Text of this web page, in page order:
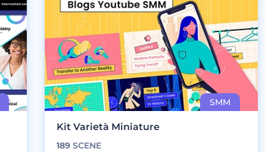
Kit Varietà Miniature
189 SCENE